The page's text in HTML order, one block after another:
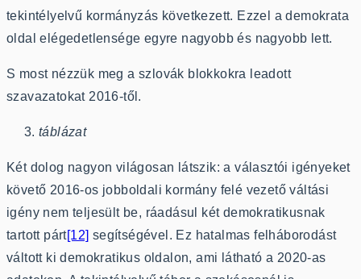
tekintélyelvű kormányzás következett. Ezzel a demokrata
oldal elégedetlensége egyre nagyobb és nagyobb lett.
S most nézzük meg a szlovák blokkokra leadott
szavazatokat 2016-től.
táblázat
Két dolog nagyon világosan látszik: a választói igényeket
követő 2016-os jobboldali kormány felé vezető váltási
igény nem teljesült be, ráadásul két demokratikusnak
tartott párt[12] segítségével. Ez hatalmas felháborodást
váltott ki demokratikus oldalon, ami látható a 2020-as